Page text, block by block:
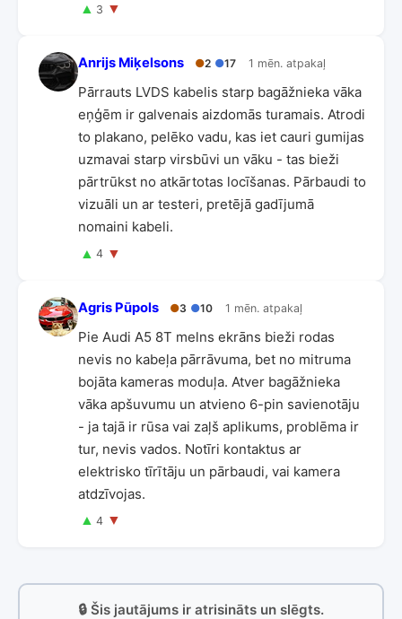
▲ 3 ▼
Anrijs Miķelsons ●2 ●17 1 mēn. atpakaļ
Pārrauts LVDS kabelis starp bagāžnieka vāka
eņģēm ir galvenais aizdomās turamais. Atrodi
to plakano, pelēko vadu, kas iet cauri gumijas
uzmavai starp virsbūvi un vāku - tas bieži
pārtrūkst no atkārtotas locīšanas. Pārbaudi to
vizuāli un ar testeri, pretējā gadījumā
nomaini kabeli.
▲ 4 ▼
Agris Pūpols ●3 ●10 1 mēn. atpakaļ
Pie Audi A5 8T melns ekrāns bieži rodas
nevis no kabeļa pārrāvuma, bet no mitruma
bojāta kameras moduļa. Atver bagāžnieka
vāka apšuvumu un atvieno 6-pin savienotāju
- ja tajā ir rūsa vai zaļš aplikums, problēma ir
tur, nevis vados. Notīri kontaktus ar
elektrisko tīrītāju un pārbaudi, vai kamera
atdzīvojas.
▲ 4 ▼
🔒 Šis jautājums ir atrisināts un slēgts.